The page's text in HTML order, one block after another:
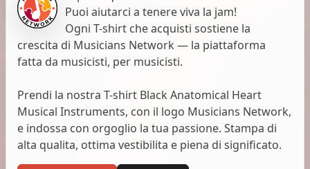
Puoi aiutarci a tenere viva la jam!
Ogni T-shirt che acquisti sostiene la
crescita di Musicians Network — la piattaforma
fatta da musicisti, per musicisti.
Prendi la nostra T-shirt Black Anatomical Heart
Musical Instruments, con il logo Musicians Network,
e indossa con orgoglio la tua passione. Stampa di
alta qualita, ottima vestibilita e piena di significato.